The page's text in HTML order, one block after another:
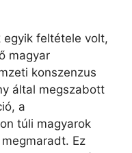
egyik feltétele volt,
magyar
konszenzus
által megszabott
a
túli magyarok
Ez